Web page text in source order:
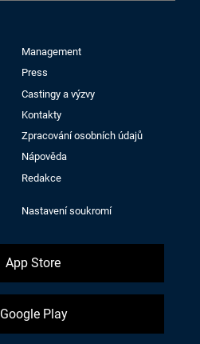
Management
Press
Castingy a výzvy
Kontakty
Zpracování osobních údajů
Nápověda
Redakce
Nastavení soukromí
App Store
Google Play